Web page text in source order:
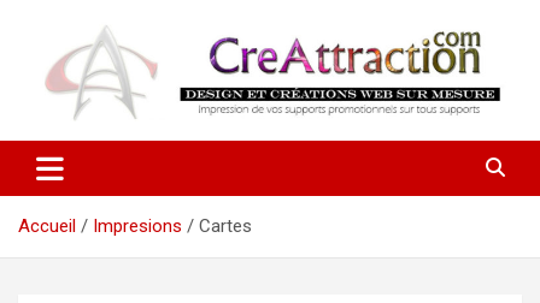
contenu
CreAttraction
Accueil Impresions Cartes